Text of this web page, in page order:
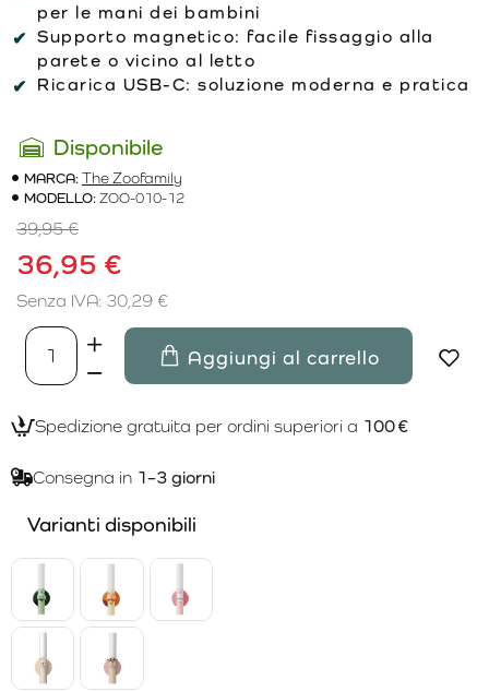
per le mani dei bambini
Supporto magnetico: facile fissaggio alla
parete o vicino al letto
Ricarica USB-C: soluzione moderna e pratica
Disponibile
MARCA:The Zoofamily
MODELLO:ZOO-010-12
36,95 €
39,95 €
Senza IVA: 30,29 €
Aggiungi al carrello
Spedizione gratuita per ordini superiori a 100 €
Consegna in 1–3 giorni
Varianti disponibili